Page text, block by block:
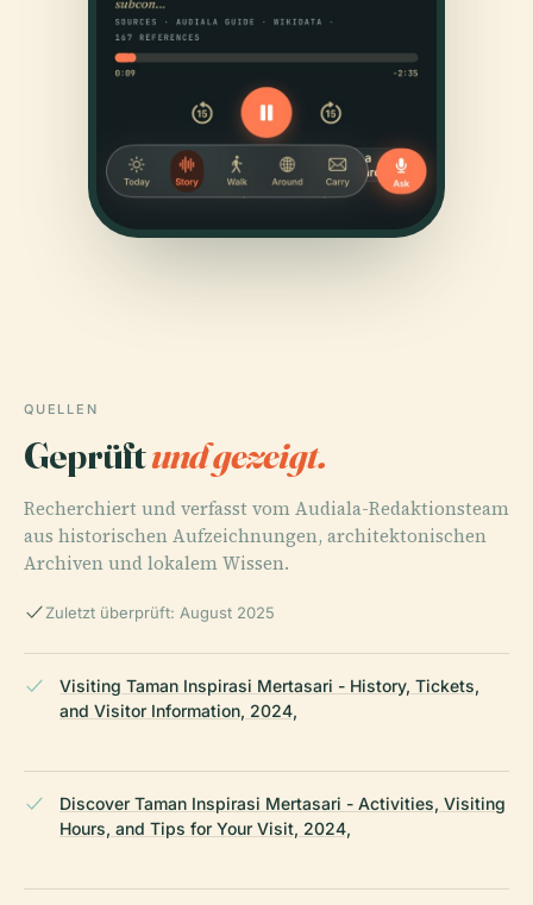
QUELLEN
Geprüftund gezeigt.
Recherchiert und verfasst vom Audiala-Redaktionsteam
aus historischen Aufzeichnungen, architektonischen
Archiven und lokalem Wissen.
Zuletzt überprüft: August 2025
Visiting Taman Inspirasi Mertasari - History, Tickets,
and Visitor Information, 2024,
Discover Taman Inspirasi Mertasari - Activities, Visiting
Hours, and Tips for Your Visit, 2024,